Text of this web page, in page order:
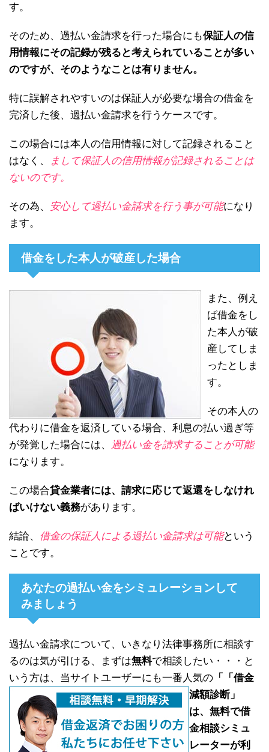
す。
そのため、過払い金請求を行った場合にも保証人の信
用情報にその記録が残ると考えられていることが多い
のですが、そのようなことは有りません。
特に誤解されやすいのは保証人が必要な場合の借金を
完済した後、過払い金請求を行うケースです。
この場合には本人の信用情報に対して記録されること
はなく、
まして保証人の信用情報が記録されることは
ないのです。
その為、 安心して過払い金請求を行う事が可能になり
ます。
借金をした本人が破産した場合
また、例え
ば借金をし
た本人が破
産してしま
ったとしま
す。
その本人の
代わりに借金を返済している場合、利息の払い過ぎ等
が発覚した場合には、
過払い金を請求することが可能
になります。
この場合貸金業者には、請求に応じて返還をしなけれ
ばいけない義務があります。
結論、 借金の保証人による過払い金請求は可能という
ことです。
あなたの過払い金をシミュレーションして
みましょう
過払い金請求について、いきなり法律事務所に相談す
るのは気が引ける、まずは無料で相談したい・・・と
いう方は、当サイトユーザーにも一番人気の 「
「借金
減額診断」
は、 無料で借
金相談シミュ
レーターが利